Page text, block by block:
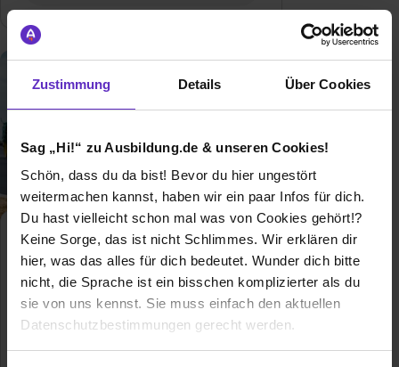
Zustimmung Details Über Cookies
Sag „Hi!“ zu Ausbildung.de & unseren Cookies!
Schön, dass du da bist! Bevor du hier ungestört
weitermachen kannst, haben wir ein paar Infos für dich.
Du hast vielleicht schon mal was von Cookies gehört!?
Keine Sorge, das ist nicht Schlimmes. Wir erklären dir
hier, was das alles für dich bedeutet. Wunder dich bitte
nicht, die Sprache ist ein bisschen komplizierter als du
sie von uns kennst. Sie muss einfach den aktuellen
Datenschutzbestimmungen gerecht werden.
Straßenbauer/in
Klassische duale
Ausbildung zum Straßenbauer - Finde
hier freie Ausbildungsplätze und
Erfahrungsberichte für den Beruf als